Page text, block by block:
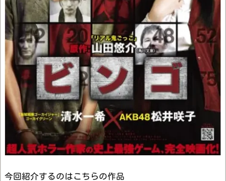
今回紹介するのはこちらの作品